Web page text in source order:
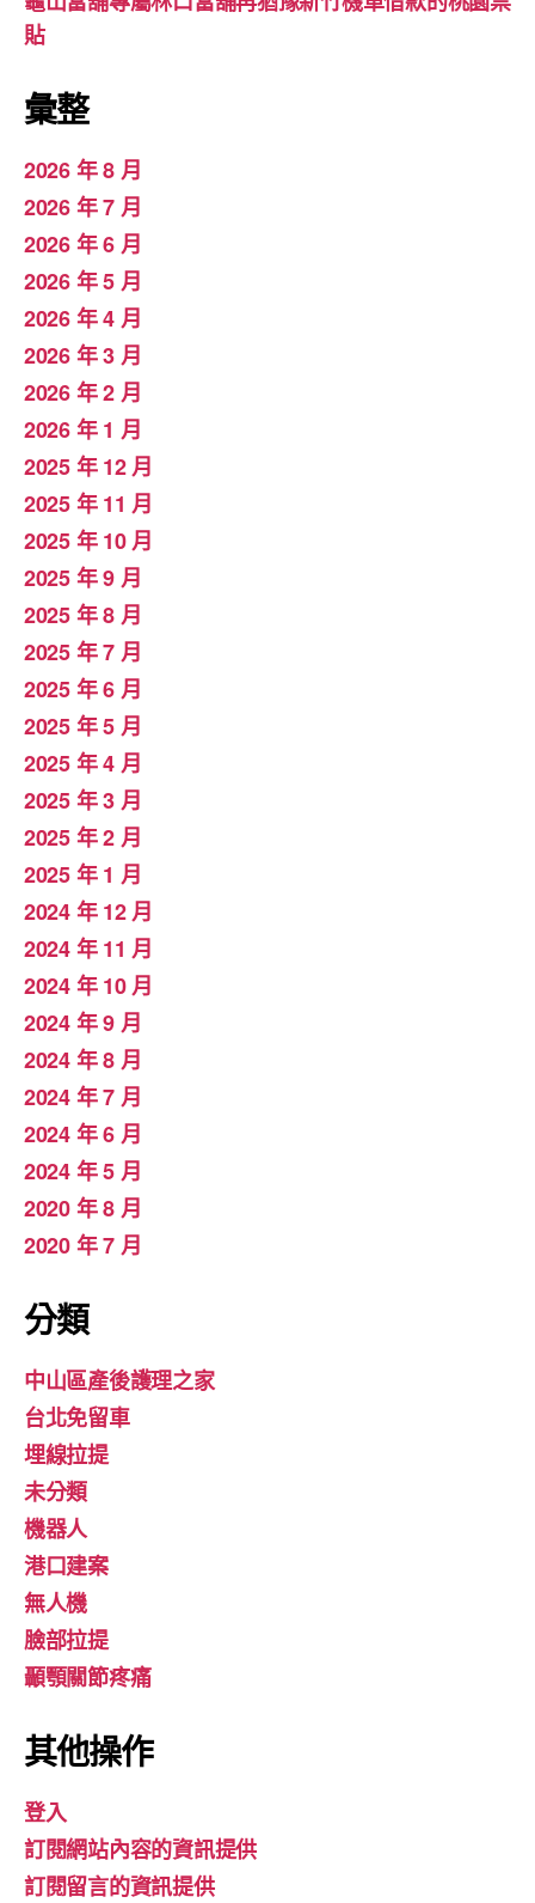
貼
彙整
2026 年 8 月
2026 年 7 月
2026 年 6 月
2026 年 5 月
2026 年 4 月
2026 年 3 月
2026 年 2 月
2026 年 1 月
2025 年 12 月
2025 年 11 月
2025 年 10 月
2025 年 9 月
2025 年 8 月
2025 年 7 月
2025 年 6 月
2025 年 5 月
2025 年 4 月
2025 年 3 月
2025 年 2 月
2025 年 1 月
2024 年 12 月
2024 年 11 月
2024 年 10 月
2024 年 9 月
2024 年 8 月
2024 年 7 月
2024 年 6 月
2024 年 5 月
2020 年 8 月
2020 年 7 月
分類
中山區產後護理之家
台北免留車
埋線拉提
未分類
機器人
港口建案
無人機
臉部拉提
顳顎關節疼痛
其他操作
登入
訂閱網站內容的資訊提供
訂閱留言的資訊提供